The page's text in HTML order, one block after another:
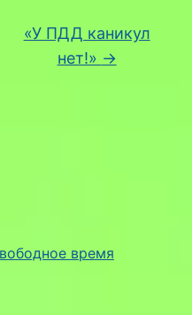
время
«У ПДД каникул
нет!» →